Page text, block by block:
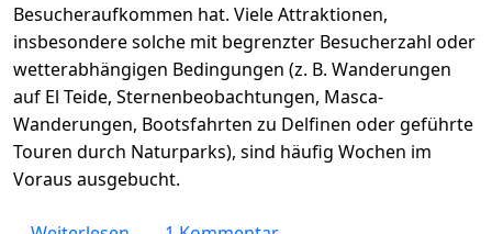
Besucheraufkommen hat. Viele Attraktionen,
insbesondere solche mit begrenzter Besucherzahl oder
wetterabhängigen Bedingungen (z. B. Wanderungen
auf El Teide, Sternenbeobachtungen, Masca-
Wanderungen, Bootsfahrten zu Delfinen oder geführte
Touren durch Naturparks), sind häufig Wochen im
Voraus ausgebucht.